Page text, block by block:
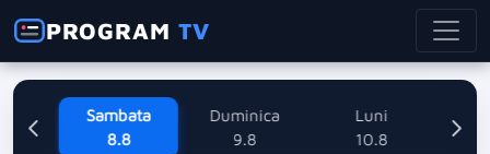
PROGRAMTV
Sambata
8.8
Duminica
9.8
Luni
10.8